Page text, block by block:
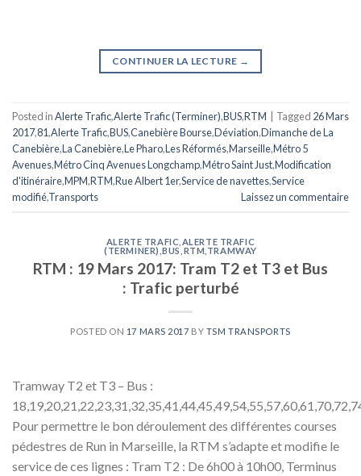
CONTINUER LA LECTURE →
Posted inAlerte Trafic,Alerte Trafic (Terminer),BUS,RTM Tagged 26 Mars
2017,81,Alerte Trafic,BUS,Canebière Bourse,Déviation,Dimanche de La
Canebière,La Canebière,Le Pharo,Les Réformés,Marseille,Métro 5
Avenues,Métro Cinq Avenues Longchamp,Métro Saint Just,Modification
d'itinéraire,MPM,RTM,Rue Albert 1er,Service de navettes,Service
modifié,Transports Laissez un commentaire
ALERTE TRAFIC ALERTE TRAFIC
(TERMINER) ,BUS RTM TRAMWAY
RTM : 19 Mars 2017: Tram T2 et T3 et Bus
: Trafic perturbé
POSTED ON 17 MARS 2017 BY TSM TRANSPORTS
Tramway T2 et T3 – Bus :
Pour permettre le bon déroulement des différentes courses
pédestres de Run in Marseille, la RTM s’adapte et modifie le
service de ces lignes : Tram T2 : De 6h00 à 10h00, Terminus